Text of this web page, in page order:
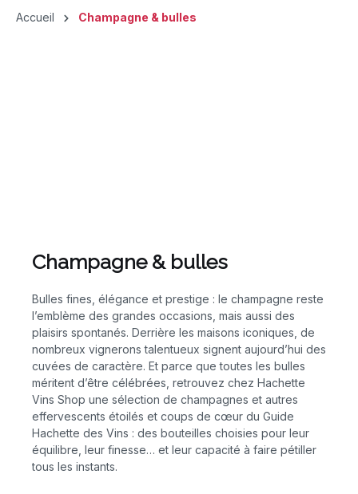
Accueil Champagne & bulles
Champagne & bulles
Bulles fines, élégance et prestige : le champagne reste
l’emblème des grandes occasions, mais aussi des
plaisirs spontanés. Derrière les maisons iconiques, de
nombreux vignerons talentueux signent aujourd’hui des
cuvées de caractère. Et parce que toutes les bulles
méritent d’être célébrées, retrouvez chez Hachette
Vins Shop une sélection de champagnes et autres
effervescents étoilés et coups de cœur du Guide
Hachette des Vins : des bouteilles choisies pour leur
équilibre, leur finesse… et leur capacité à faire pétiller
tous les instants.